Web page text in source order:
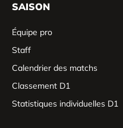
SAISON
Équipe pro
Staff
Calendrier des matchs
Classement D1
Statistiques individuelles D1